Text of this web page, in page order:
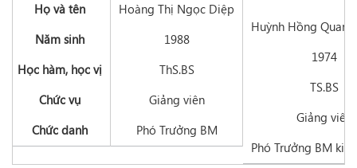
Họ và tên
Năm sinh
Học hàm, học vị
Chức vụ
Chức danh
Hoàng Thị Ngọc Diệp
1988
ThS.BS
Giảng viên
Phó Trưởng BM
Huỳnh Hồng Quang
1974
TS.BS
Giảng viên
Phó Trưởng BM